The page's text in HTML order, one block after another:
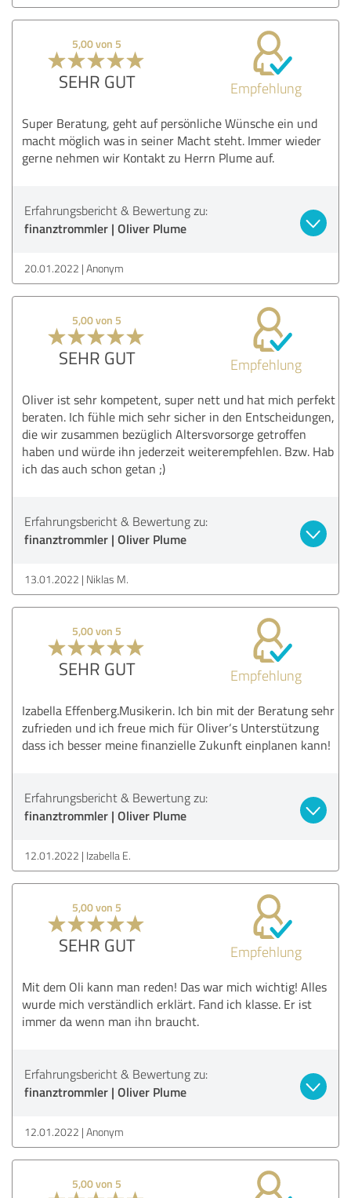
5,00 von 5
SEHR GUT Empfehlung
Super Beratung, geht auf persönliche Wünsche ein und
macht möglich was in seiner Macht steht. Immer wieder
gerne nehmen wir Kontakt zu Herrn Plume auf.
Erfahrungsbericht & Bewertung zu:
finanztrommler | Oliver Plume
20.01.2022 Anonym
5,00 von 5
SEHR GUT Empfehlung
Oliver ist sehr kompetent, super nett und hat mich perfekt
beraten. Ich fühle mich sehr sicher in den Entscheidungen,
die wir zusammen bezüglich Altersvorsorge getroffen
haben und würde ihn jederzeit weiterempfehlen. Bzw. Hab
ich das auch schon getan ;)
Erfahrungsbericht & Bewertung zu:
finanztrommler | Oliver Plume
13.01.2022 Niklas M.
5,00 von 5
SEHR GUT Empfehlung
Izabella Effenberg.Musikerin. Ich bin mit der Beratung sehr
zufrieden und ich freue mich für Oliver‘s Unterstützung
dass ich besser meine finanzielle Zukunft einplanen kann!
Erfahrungsbericht & Bewertung zu:
finanztrommler | Oliver Plume
12.01.2022 Izabella E.
5,00 von 5
SEHR GUT Empfehlung
Mit dem Oli kann man reden! Das war mich wichtig! Alles
wurde mich verständlich erklärt. Fand ich klasse. Er ist
immer da wenn man ihn braucht.
Erfahrungsbericht & Bewertung zu:
finanztrommler | Oliver Plume
12.01.2022 Anonym
5,00 von 5